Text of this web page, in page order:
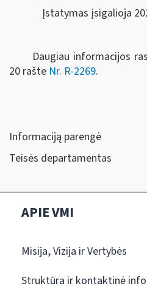
Įstatymas įsigalioja
Daugiau informacijos
20 rašte Nr. R-2269.
Informaciją parengė
Teisės departamentas
APIE VMI
Misija, Vizija ir Vertybės
Struktūra ir kontaktinė